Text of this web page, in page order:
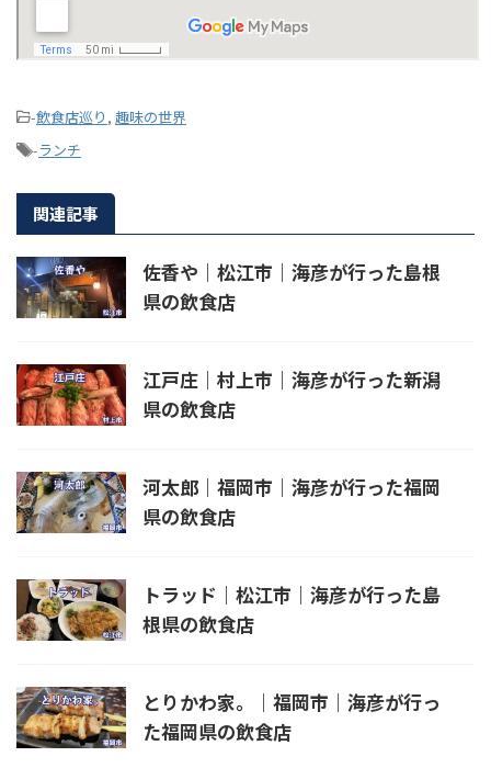
-飲食店巡り , 趣味の世界
-ランチ
関連記事
佐香や｜松江市｜海彦が行った島根
県の飲食店
江戸庄｜村上市｜海彦が行った新潟
県の飲食店
河太郎｜福岡市｜海彦が行った福岡
県の飲食店
トラッド｜松江市｜海彦が行った島
根県の飲食店
とりかわ家。｜福岡市｜海彦が行っ
た福岡県の飲食店